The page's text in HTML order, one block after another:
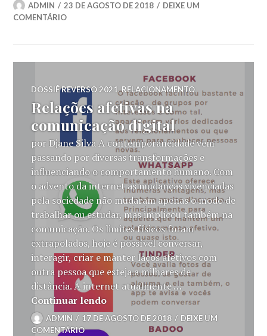
ADMIN 23 DE AGOSTO DE 2018
DEIXE UM
COMENTÁRIO
DOSSIÊ REVERSO 2021,RELACIONAMENTO
Relações afetivas na
comunicação digital
por Djane Silva A contemporaneidade vem
passando por diversas transformações e
influenciando o comportamento humano. Com
o advento da internet as mudanças vivenciadas
pela sociedade não mudaram apenas o modo de
trabalhar ou estudar, mas implicou também na
comunicação. Os limites físicos foram
extrapolados, hoje é possível conversar,
interagir, criar e manter laços afetivos com
outra pessoa que esteja a milhares de
distância. A internet atualmente …
Continuar lendoRelações afetivas na
ADMIN 17 DE AGOSTO DE 2018
DEIXE UM
COMENTÁRIO